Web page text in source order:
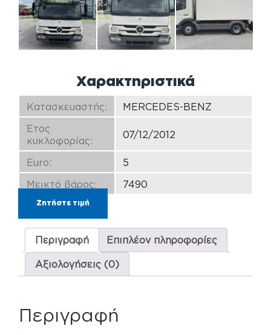
Χαρακτηριστικά
Κατασκευαστής:
MERCEDES-BENZ
Έτος
κυκλοφορίας:
07/12/2012
Euro:
5
Μεικτό βάρος:
7490
Ζητήστε τιμή
Περιγραφή Επιπλέον πληροφορίες
Αξιολογήσεις (0)
Περιγραφή